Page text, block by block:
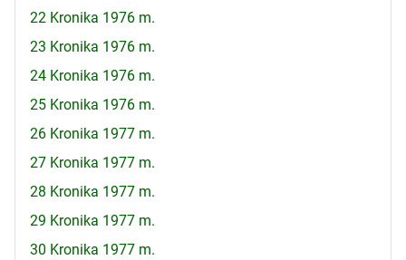
22 Kronika 1976 m.
23 Kronika 1976 m.
24 Kronika 1976 m.
25 Kronika 1976 m.
26 Kronika 1977 m.
27 Kronika 1977 m.
28 Kronika 1977 m.
29 Kronika 1977 m.
30 Kronika 1977 m.